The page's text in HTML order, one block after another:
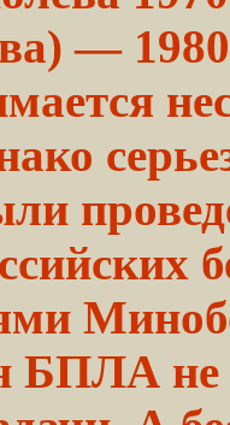
—
БПЛА не